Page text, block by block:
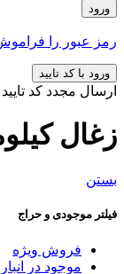
ورود
رمز عبور را
ورود با کد تایید
ارسال مجدد کد تایید
زغال
بستن
فیلتر موجودی و حراج
فروش ویژه
موجود در انبار